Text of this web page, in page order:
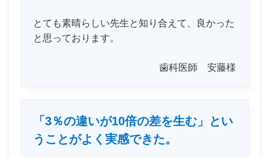
とても素晴らしい先生と知り合えて、良かった
と思っております。
歯科医師 安藤様
「3％の違いが10倍の差を生む」とい
うことがよく実感できた。